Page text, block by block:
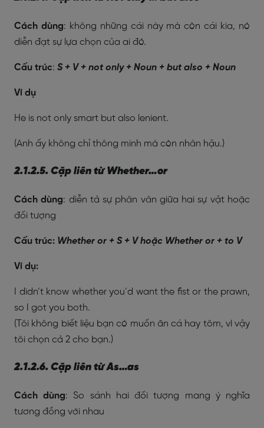
Cách dùng: không những cái này mà còn cái kia, nó
diễn đạt sự lựa chọn của ai đó.
Cấu trúc: S + V + not only + Noun + but also + Noun
Ví dụ
He is not only smart but also lenient.
(Anh ấy không chỉ thông minh mà còn nhân hậu.)
2.1.2.5. Cặp liên từ Whether…or
Cách dùng: diễn tả sự phân vân giữa hai sự vật hoặc
đối tượng
Cấu trúc: Whether or + S + V hoặc Whether or + to V
Ví dụ:
I didn’t know whether you’d want the fist or the prawn,
so I got you both.
(Tôi không biết liệu bạn có muốn ăn cá hay tôm, vì vậy
tôi chọn cả 2 cho bạn.)
2.1.2.6. Cặp liên từ As…as
Cách dùng: So sánh hai đối tượng mang ý nghĩa
tương đồng với nhau